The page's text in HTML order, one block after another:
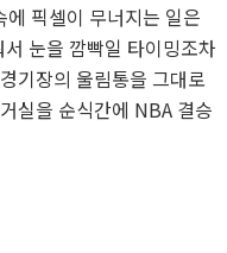
픽셀이 무너지는 일은
눈을 깜빡일 타이밍조차
기장의 울림통을 그대로
실을 순식간에 NBA 결승